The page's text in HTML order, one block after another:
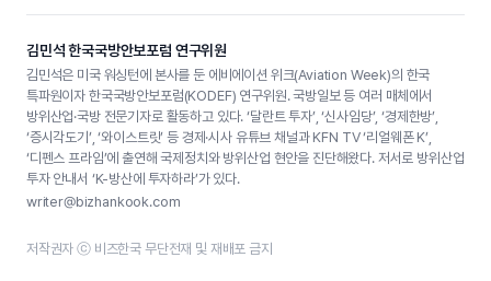
김민석 한국국방안보포럼 연구위원
김민석은 미국 워싱턴에 본사를 둔 에비에이션 위크(Aviation Week)의 한국
특파원이자 한국국방안보포럼(KODEF) 연구위원. 국방일보 등 여러 매체에서
방위산업·국방 전문기자로 활동하고 있다. ‘달란트 투자’, ‘신사임당’, ‘경제한방’,
‘증시각도기’, ‘와이스트릿’ 등 경제·시사 유튜브 채널과 KFN TV ‘리얼웨폰 K’,
‘디펜스 프라임’에 출연해 국제정치와 방위산업 현안을 진단해왔다. 저서로 방위산업
투자 안내서 ‘K-방산에 투자하라’가 있다.
writer@bizhankook.com
저작권자 ⓒ 비즈한국 무단전재 및 재배포 금지